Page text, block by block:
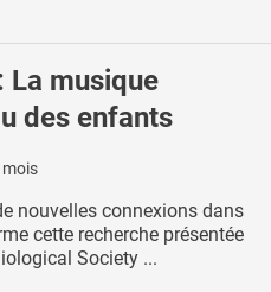
La musique
des enfants
mois
nouvelles connexions dans
cette recherche présentée
Society ...